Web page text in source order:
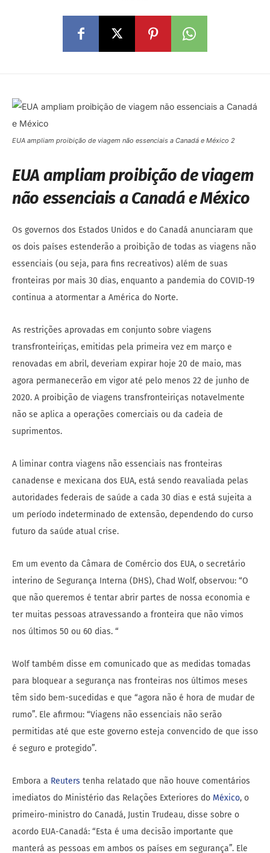
EUA ampliam proibição de viagem não essenciais a Canadá e México 2
EUA ampliam proibição de viagem
não essenciais a Canadá e México
Os governos dos Estados Unidos e do Canadá anunciaram que
os dois países estenderão a proibição de todas as viagens não
essenciais (ou seja, para fins recreativos) além de suas
fronteiras por mais 30 dias, enquanto a pandemia do COVID-19
continua a atormentar a América do Norte.
As restrições aprovadas em conjunto sobre viagens
transfronteiriças, emitidas pela primeira vez em março e
renovadas em abril, deveriam expirar hoje 20 de maio, mas
agora permanecerão em vigor até pelo menos 22 de junho de
2020. A proibição de viagens transfronteiriças notavelmente
não se aplica a operações comerciais ou da cadeia de
suprimentos.
A liminar contra viagens não essenciais nas fronteiras
canadense e mexicana dos EUA, está sendo reavaliada pelas
autoridades federais de saúde a cada 30 dias e está sujeita a
um período indeterminado de extensão, dependendo do curso
futuro da saúde atual crise.
Em um evento da Câmara de Comércio dos EUA, o secretário
interino de Segurança Interna (DHS), Chad Wolf, observou: “O
que não queremos é tentar abrir partes de nossa economia e
ter muitas pessoas atravessando a fronteira que não vimos
nos últimos 50 ou 60 dias. “
Wolf também disse em comunicado que as medidas tomadas
para bloquear a segurança nas fronteiras nos últimos meses
têm sido bem-sucedidas e que “agora não é hora de mudar de
rumo”. Ele afirmou: “Viagens não essenciais não serão
permitidas até que este governo esteja convencido de que isso
é seguro e protegido”.
Embora a Reuters tenha relatado que não houve comentários
imediatos do Ministério das Relações Exteriores do México, o
primeiro-ministro do Canadá, Justin Trudeau, disse sobre o
acordo EUA-Canadá: “Esta é uma decisão importante que
manterá as pessoas em ambos os países em segurança”. Ele